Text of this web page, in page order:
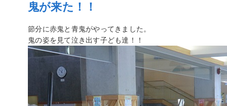
鬼が来た！！
節分に赤鬼と青鬼がやってきました。
鬼の姿を見て泣き出す子ども達！！